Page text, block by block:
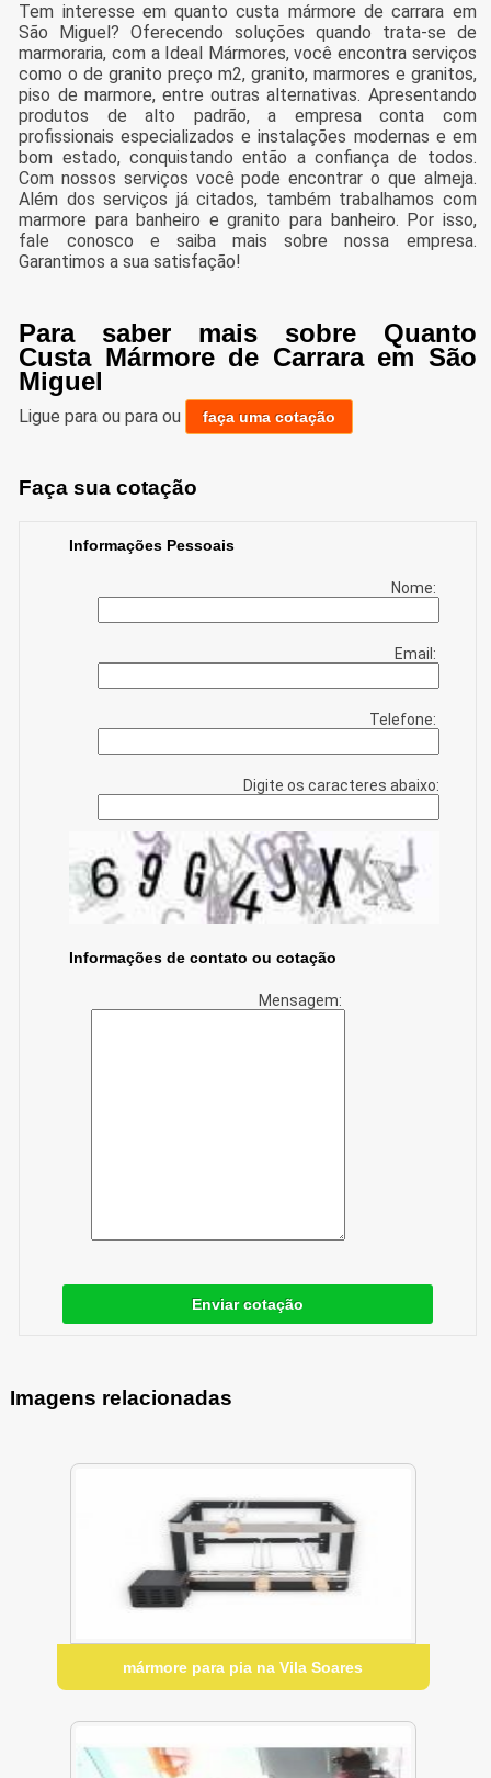
Tem interesse em quanto custa mármore de carrara em
São Miguel? Oferecendo soluções quando trata-se de
marmoraria, com a Ideal Mármores, você encontra serviços
como o de granito preço m2, granito, marmores e granitos,
piso de marmore, entre outras alternativas. Apresentando
produtos de alto padrão, a empresa conta com
profissionais especializados e instalações modernas e em
bom estado, conquistando então a confiança de todos.
Com nossos serviços você pode encontrar o que almeja.
Além dos serviços já citados, também trabalhamos com
marmore para banheiro e granito para banheiro. Por isso,
fale conosco e saiba mais sobre nossa empresa.
Garantimos a sua satisfação!
Para saber mais sobre Quanto
Custa Mármore de Carrara em São
Miguel
Ligue paraou paraou faça uma cotação
Faça sua cotação
Informações Pessoais
Nome:
Email:
Telefone:
Digite os caracteres abaixo:
Informações de contato ou cotação
Mensagem:
Enviar cotação
Imagens relacionadas
mármore para pia na Vila Soares